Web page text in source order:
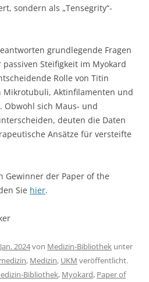
sondern als „Tensegrity“-
grundlegende Fragen
Steifigkeit im Myokard
Rolle von Titin
Mikrotubuli, Aktinfilamenten und
Obwohl sich Maus- und
deuten die Daten
Ansätze für versteifte
Gewinner der Paper of the
Sie hier.
2024von Medizin-Bibliothek unter
, Medizin, UKM veröffentlicht.
Bibliothek, Myokard, Paper of